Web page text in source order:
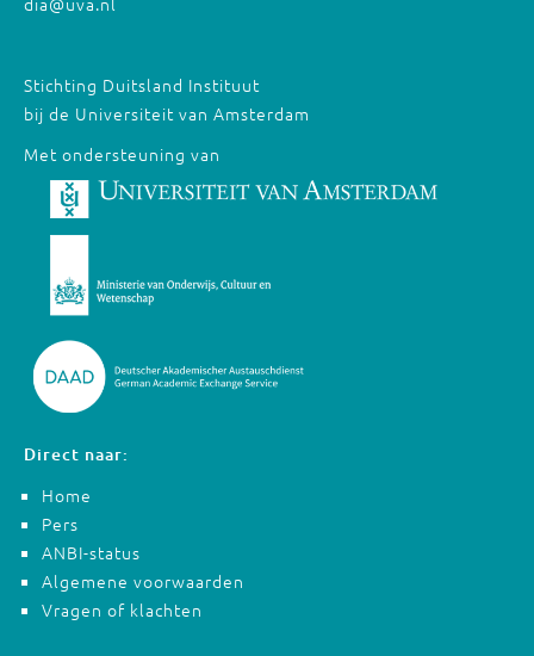
Stichting Duitsland Instituut
bij de Universiteit van Amsterdam
Met ondersteuning van
Direct naar:
Home
Pers
ANBI-status
Algemene voorwaarden
Vragen of klachten